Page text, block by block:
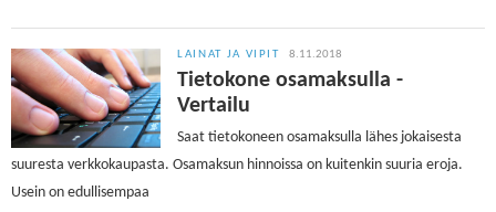
LAINAT JA VIPIT 8.11.2018
Tietokone osamaksulla -
Vertailu
Saat tietokoneen osamaksulla lähes jokaisesta
suuresta verkkokaupasta. Osamaksun hinnoissa on kuitenkin suuria eroja.
Usein on edullisempaa